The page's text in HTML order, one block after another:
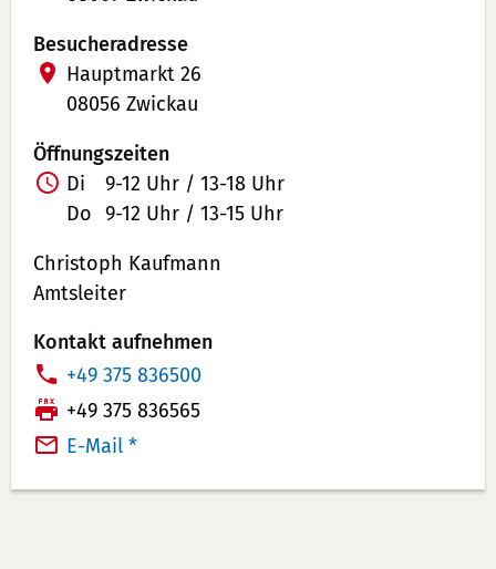
Besucheradresse
Hauptmarkt 26
08056 Zwickau
Öffnungszeiten
Di
9-12 Uhr / 13-18 Uhr
Do 9-12 Uhr / 13-15 Uhr
Christoph Kaufmann
Amtsleiter
Kontakt aufnehmen
T
e
l
f
+49 375 836500
F
a
+49 375 836565
E-Mail *